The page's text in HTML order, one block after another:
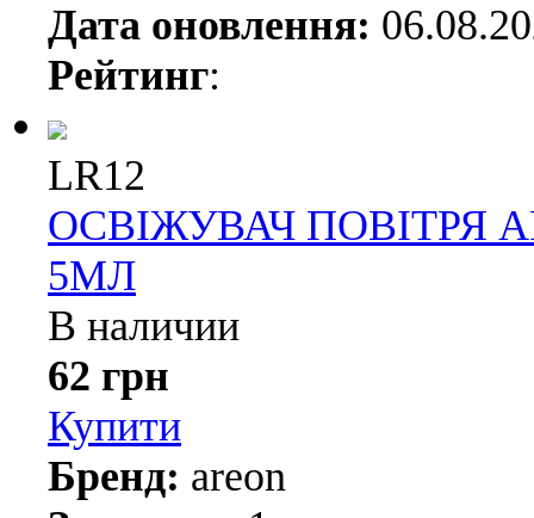
Дата оновлення:
Рейтинг:
LR12
ОСВІЖУВАЧ ПОВІТРЯ
5МЛ
В наличии
62 грн
Купити
Бренд: areon